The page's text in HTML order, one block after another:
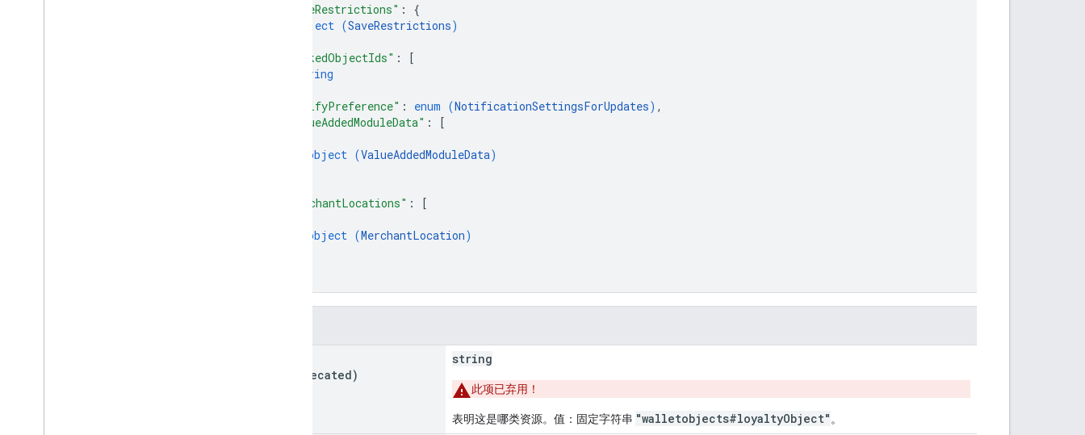
"saveRestrictions" : {
object (SaveRestrictions)
"linkedObjectIds" :
[
string
"notifyPreference" : enum (NotificationSettingsForUpdates) ,
"valueAddedModuleData" :
[
object (ValueAddedModuleData)
"merchantLocations" :
[
object (MerchantLocation)
(deprecated)
string
此项已弃用！
表明这是哪类资源。值：固定字符串 "walletobjects#loyaltyObject" 。